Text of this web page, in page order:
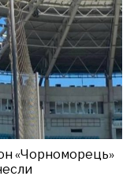
«Чорноморець»